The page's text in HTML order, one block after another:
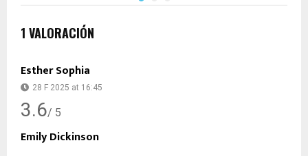
1 VALORACIÓN
Esther Sophia
28 F 2025 at 16:45
3.6/ 5
Emily Dickinson